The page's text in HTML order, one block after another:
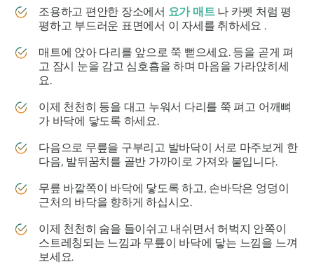
조용하고 편안한 장소에서 요가 매트나 카펫 처럼 평
평하고 부드러운 표면에서 이 자세를 취하세요 .
매트에 앉아 다리를 앞으로 쭉 뻗으세요. 등을 곧게 펴
고 잠시 눈을 감고 심호흡을 하며 마음을 가라앉히세
요.
이제 천천히 등을 대고 누워서 다리를 쭉 펴고 어깨뼈
가 바닥에 닿도록 하세요.
다음으로 무릎을 구부리고 발바닥이 서로 마주보게 한
다음, 발뒤꿈치를 골반 가까이로 가져와 붙입니다.
무릎 바깥쪽이 바닥에 닿도록 하고, 손바닥은 엉덩이
근처의 바닥을 향하게 하십시오.
이제 천천히 숨을 들이쉬고 내쉬면서 허벅지 안쪽이
스트레칭되는 느낌과 무릎이 바닥에 닿는 느낌을 느껴
보세요.